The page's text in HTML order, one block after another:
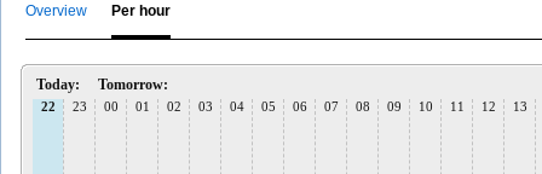
Overview Per hour
Today:
22 23
Tomorrow:
00 01 02 03 04 05 06 07 08 09 10 11 12 13